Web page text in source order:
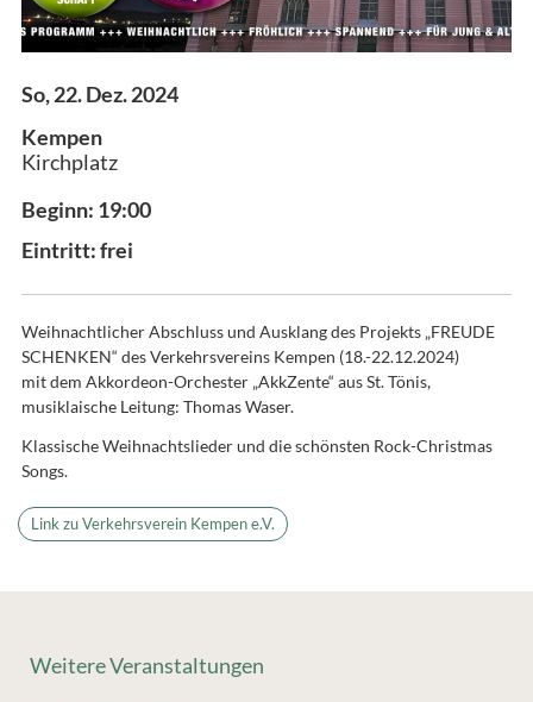
Weitere Veranstaltungen
So, 22. Dez. 2024
Kempen
Kirchplatz
Beginn: 19:00
Eintritt: frei
Weihnachtlicher Abschluss und Ausklang des Projekts „FREUDE
SCHENKEN“ des Verkehrsvereins Kempen (18.-22.12.2024)
mit dem Akkordeon-Orchester „AkkZente“ aus St. Tönis,
musiklaische Leitung: Thomas Waser.
Klassische Weihnachtslieder und die schönsten Rock-Christmas
Songs.
Link zu Verkehrsverein Kempen e.V.